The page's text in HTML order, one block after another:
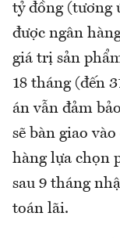
tỷ đồng (tương
được ngân
giá trị sản
18 tháng (đến
án vẫn đảm
sẽ bàn giao
hàng lựa chọn
sau 9 tháng
toán lãi.